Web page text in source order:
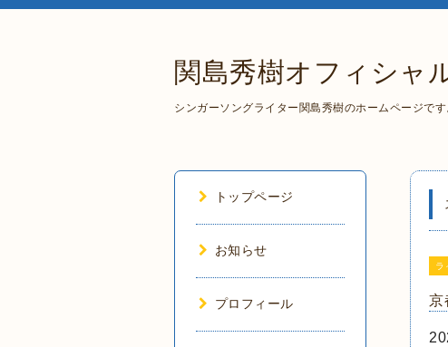
関島秀樹オフィシャ
シンガーソングライター関島秀樹のホームページです
ラ
京
トップページ
お知らせ
プロフィール